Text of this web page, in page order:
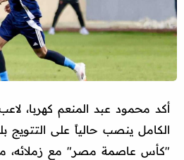
أكد محمود عبد المنعم كهربا،
الكامل ينصب حالياً على التتويج
"كأس عاصمة مصر" مع زملائه،